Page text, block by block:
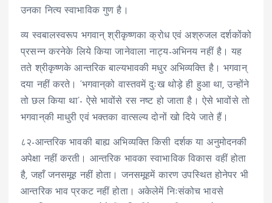
उनका नित्य स्वाभाविक गुण है।
व्य स्वबालस्वरूप भगवान् श्रीकृष्णका क्रोध एवं अश्रुजल दर्शकोंको
प्रसन्न करनेके लिये किया जानेवाला नाट्य-अभिनय नहीं है। यह
तते श्रीकृष्णके आन्तरिक बाल्यभावकी मधुर अभिव्यक्ति है। भगवान्
दया नहीं करते। ‘भगवान्‌को वास्तवमें दुःख थोड़े ही हुआ था, उन्होंने
तो छल किया था’- ऐसे भावोंसे रस नष्ट हो जाता है। ऐसे भावोंसे तो
भगवान्‌की माधुरी एवं भक्तका वात्सल्य दोनों खो दिये जाते हैं।
८२-आन्तरिक भावकी बाह्य अभिव्यक्ति किसी दर्शक या अनुमोदनकी
अपेक्षा नहीं करती। आन्तरिक भावका स्वाभाविक विकास वहीं होता
है, जहाँ जनसमूह नहीं होता। जनसमूहमें कारण उपस्थित होनेपर भी
आन्तरिक भाव प्रकट नहीं होता। अकेलेमें निःसंकोच भावसे